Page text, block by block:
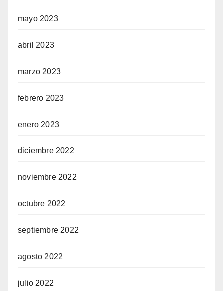
mayo 2023
abril 2023
marzo 2023
febrero 2023
enero 2023
diciembre 2022
noviembre 2022
octubre 2022
septiembre 2022
agosto 2022
julio 2022